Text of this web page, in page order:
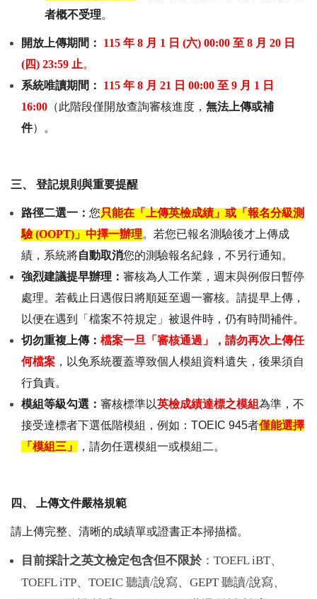
者概不受理。
開放上傳期間： 115年 8 月 1 日 (六) 00:00至 8 月 20 日
(四) 23:59 止。
系統唯讀期間：
115年 8 月 21 日 00:00至 9 月 1 日
16:00 （此階段僅開放查詢審核進度，無法上傳或補
件）。
三、 登記規則與重要提醒
路徑二選一：您只能在「上傳英檢成績」或「報名分級測
驗 (OOPT) 」中擇一辦理。若您已報名測驗後才上傳成
績，系統將自動取消您的測驗報名紀錄，不另行通知。
強烈建議提早辦理：審核為人工作業，週末與例假日暫停
處理。若截止日遇假日將順延至週一審核。請提早上傳，
以便在遇到「檔案不符規定」被退件時，仍有時間補件。
切勿重複上傳：檔案一旦「審核通過」，請勿再次上傳任
何檔案 ，以免系統覆蓋導致個人模組資料遺失，後果須自
行負責。
模組等級勾選：審核標準以英檢成績達標之模組為準，不
接受達標者下選低階模組，例如：TOEIC 945者僅能選擇
「模組三」
，請勿任選模組一或模組二 。
四、 上傳文件嚴格規範
請上傳完整、清晰的成績單或證書正本掃描檔。
目前採計之英文檢定包含但不限於：TOEFL iBT、
TOEFL iTP、TOEIC 聽讀/說寫、GEPT 聽讀/說寫、